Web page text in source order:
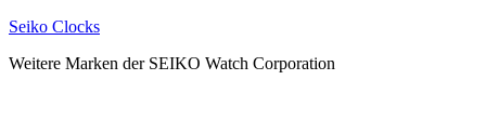
Seiko Clocks
Weitere Marken der SEIKO Watch Corporation